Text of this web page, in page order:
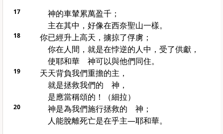
17
神的車輦累萬盈千；
主在其中，好像在西奈聖山一樣。
18
你已經升上高天，擄掠了俘虜；
你在人間，就是在悖逆的人中，受了供獻，
使耶和華 神可以與他們同住。
19
天天背負我們重擔的主，
就是拯救我們的 神，
是應當稱頌的！（細拉）
20
神是為我們施行拯救的 神；
人能脫離死亡是在乎主—耶和華。